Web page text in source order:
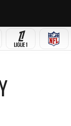
LIGUE 1 NFL